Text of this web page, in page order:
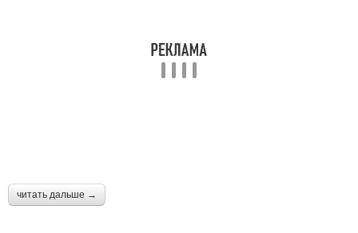
читать дальше →